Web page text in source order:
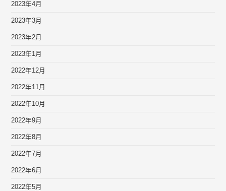
2023年4月
2023年3月
2023年2月
2023年1月
2022年12月
2022年11月
2022年10月
2022年9月
2022年8月
2022年7月
2022年6月
2022年5月